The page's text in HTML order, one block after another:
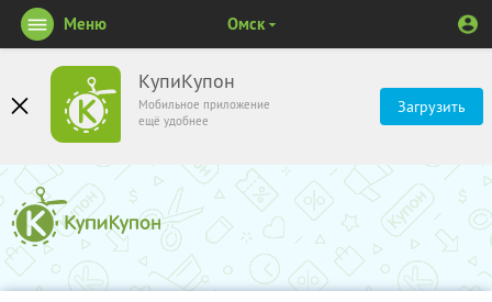
КупиКупон
Мобильное приложение
ещё удобнее
Загрузить
Меню Омск